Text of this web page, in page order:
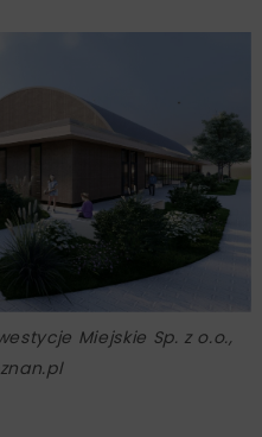
Miejskie Sp. z o.o.,